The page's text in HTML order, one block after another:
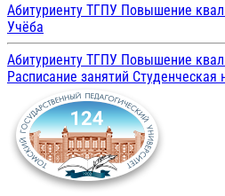
Абитуриенту ТГПУ Повышение
Учёба
Абитуриенту ТГПУ Повышение
Расписание занятий Студенческая